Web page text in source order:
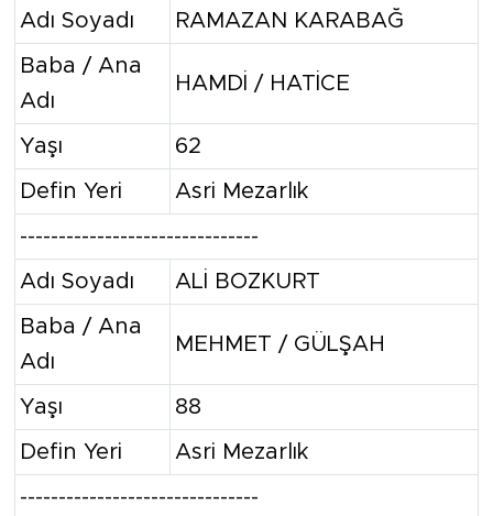
Adı Soyadı RAMAZAN KARABAĞ
Baba / Ana
Adı
HAMDİ / HATİCE
Yaşı 62
Defin Yeri Asri Mezarlık
-------------------------------
Adı Soyadı ALİ BOZKURT
Baba / Ana
Adı
MEHMET / GÜLŞAH
Yaşı 88
Defin Yeri Asri Mezarlık
-------------------------------